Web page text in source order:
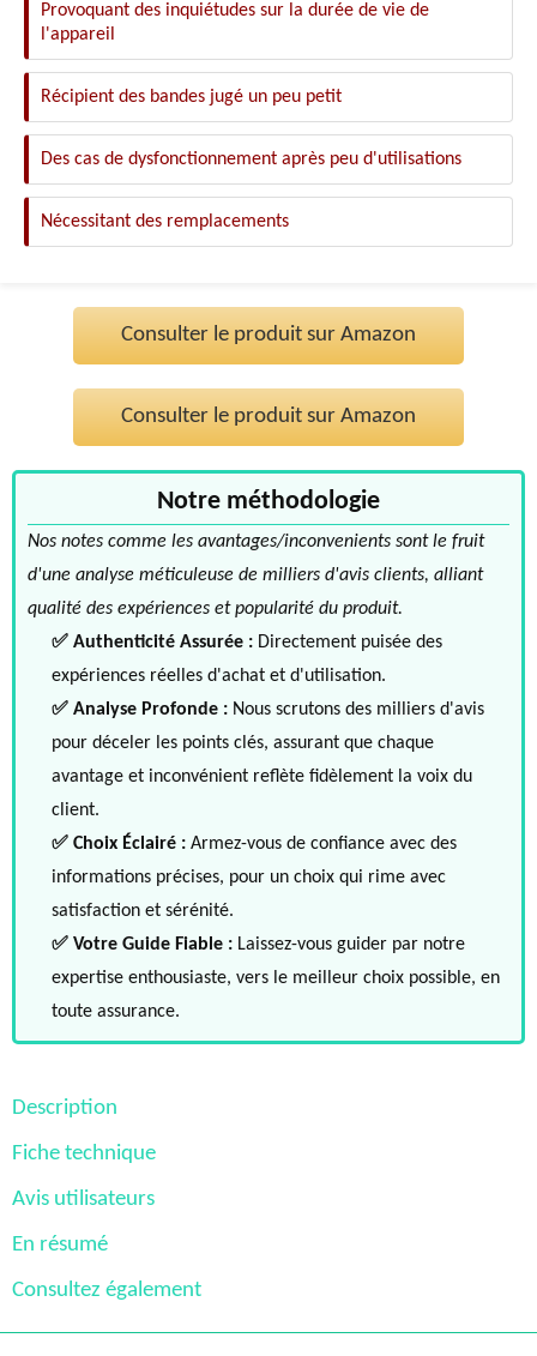
Provoquant des inquiétudes sur la durée de vie de
l'appareil
Récipient des bandes jugé un peu petit
Des cas de dysfonctionnement après peu d'utilisations
Nécessitant des remplacements
Consulter le produit sur Amazon
Consulter le produit sur Amazon
Notre méthodologie
Nos notes comme les avantages/inconvenients sont le fruit
d'une analyse méticuleuse de milliers d'avis clients, alliant
qualité des expériences et popularité du produit.
✅ Authenticité Assurée : Directement puisée des
expériences réelles d'achat et d'utilisation.
✅ Analyse Profonde : Nous scrutons des milliers d'avis
pour déceler les points clés, assurant que chaque
avantage et inconvénient reflète fidèlement la voix du
client.
✅ Choix Éclairé : Armez-vous de confiance avec des
informations précises, pour un choix qui rime avec
satisfaction et sérénité.
✅ Votre Guide Fiable : Laissez-vous guider par notre
expertise enthousiaste, vers le meilleur choix possible, en
toute assurance.
Description
Fiche technique
Avis utilisateurs
En résumé
Consultez également